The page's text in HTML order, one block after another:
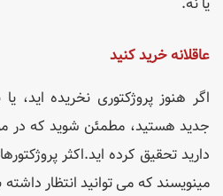
عاقلانه خرید کنید
اگر هنوز پروژکتوری نخریده اید،
جدید هستید، مطمئن شوید که در
دارید تحقیق کرده اید.اکثر
مینویسند که می توانید انتظار